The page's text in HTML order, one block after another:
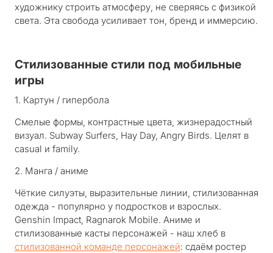
художнику строить атмосферу, не сверяясь с физикой
света. Эта свобода усиливает тон, бренд и иммерсию.
Стилизованные стили под мобильные
игры
1. Картун / гипербола
Смелые формы, контрастные цвета, жизнерадостный
визуал. Subway Surfers, Hay Day, Angry Birds. Целят в
casual и family.
2. Манга / аниме
Чёткие силуэты, выразительные линии, стилизованная
одежда - популярно у подростков и взрослых.
Genshin Impact, Ragnarok Mobile. Аниме и
стилизованные касты персонажей - наш хлеб в
стилизованной команде персонажей: сдаём ростер